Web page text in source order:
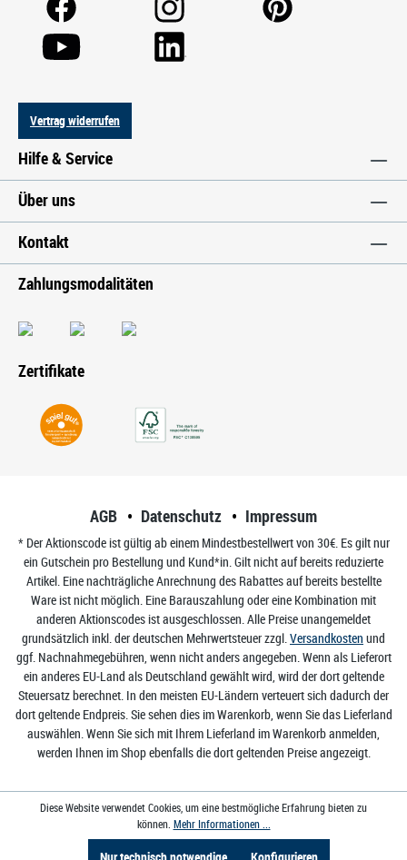
Vertrag widerrufen
Hilfe & Service
Über uns
Kontakt
Zahlungsmodalitäten
Zertifikate
AGB Datenschutz Impressum
* Der Aktionscode ist gültig ab einem Mindestbestellwert von 30€. Es gilt nur
ein Gutschein pro Bestellung und Kund*in. Gilt nicht auf bereits reduzierte
Artikel. Eine nachträgliche Anrechnung des Rabattes auf bereits bestellte
Ware ist nicht möglich. Eine Barauszahlung oder eine Kombination mit
anderen Aktionscodes ist ausgeschlossen. Alle Preise unangemeldet
grundsätzlich inkl. der deutschen Mehrwertsteuer zzgl.Versandkosten und
ggf. Nachnahmegebühren, wenn nicht anders angegeben. Wenn als Lieferort
ein anderes EU-Land als Deutschland gewählt wird, wird der dort geltende
Steuersatz berechnet. In den meisten EU-Ländern verteuert sich dadurch der
dort geltende Endpreis. Sie sehen dies im Warenkorb, wenn Sie das Lieferland
auswählen. Wenn Sie sich mit Ihrem Lieferland im Warenkorb anmelden,
werden Ihnen im Shop ebenfalls die dort geltenden Preise angezeigt.
Diese Website verwendet Cookies, um eine bestmögliche Erfahrung bieten zu
können. Mehr Informationen ...